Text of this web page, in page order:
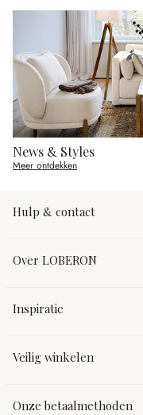
News & Styles
Meer ontdekken
Hulp & contact
Over LOBERON
Inspiratie
Veilig winkelen
Onze betaalmethoden